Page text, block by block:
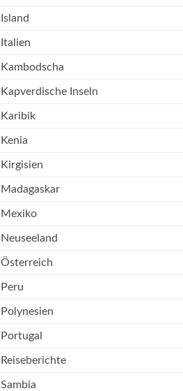
Island
Italien
Kambodscha
Kapverdische Inseln
Karibik
Kenia
Kirgisien
Madagaskar
Mexiko
Neuseeland
Österreich
Peru
Polynesien
Portugal
Reiseberichte
Sambia